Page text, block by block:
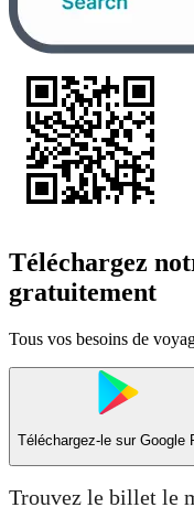
Téléchargez
gratuitement
Tous vos besoins de
Téléchargez-le sur Google
Trouvez le billet le